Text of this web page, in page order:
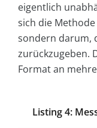
eigentlich
sich die
sondern darum,
zurückzugeben.
Format an
Listing 4: